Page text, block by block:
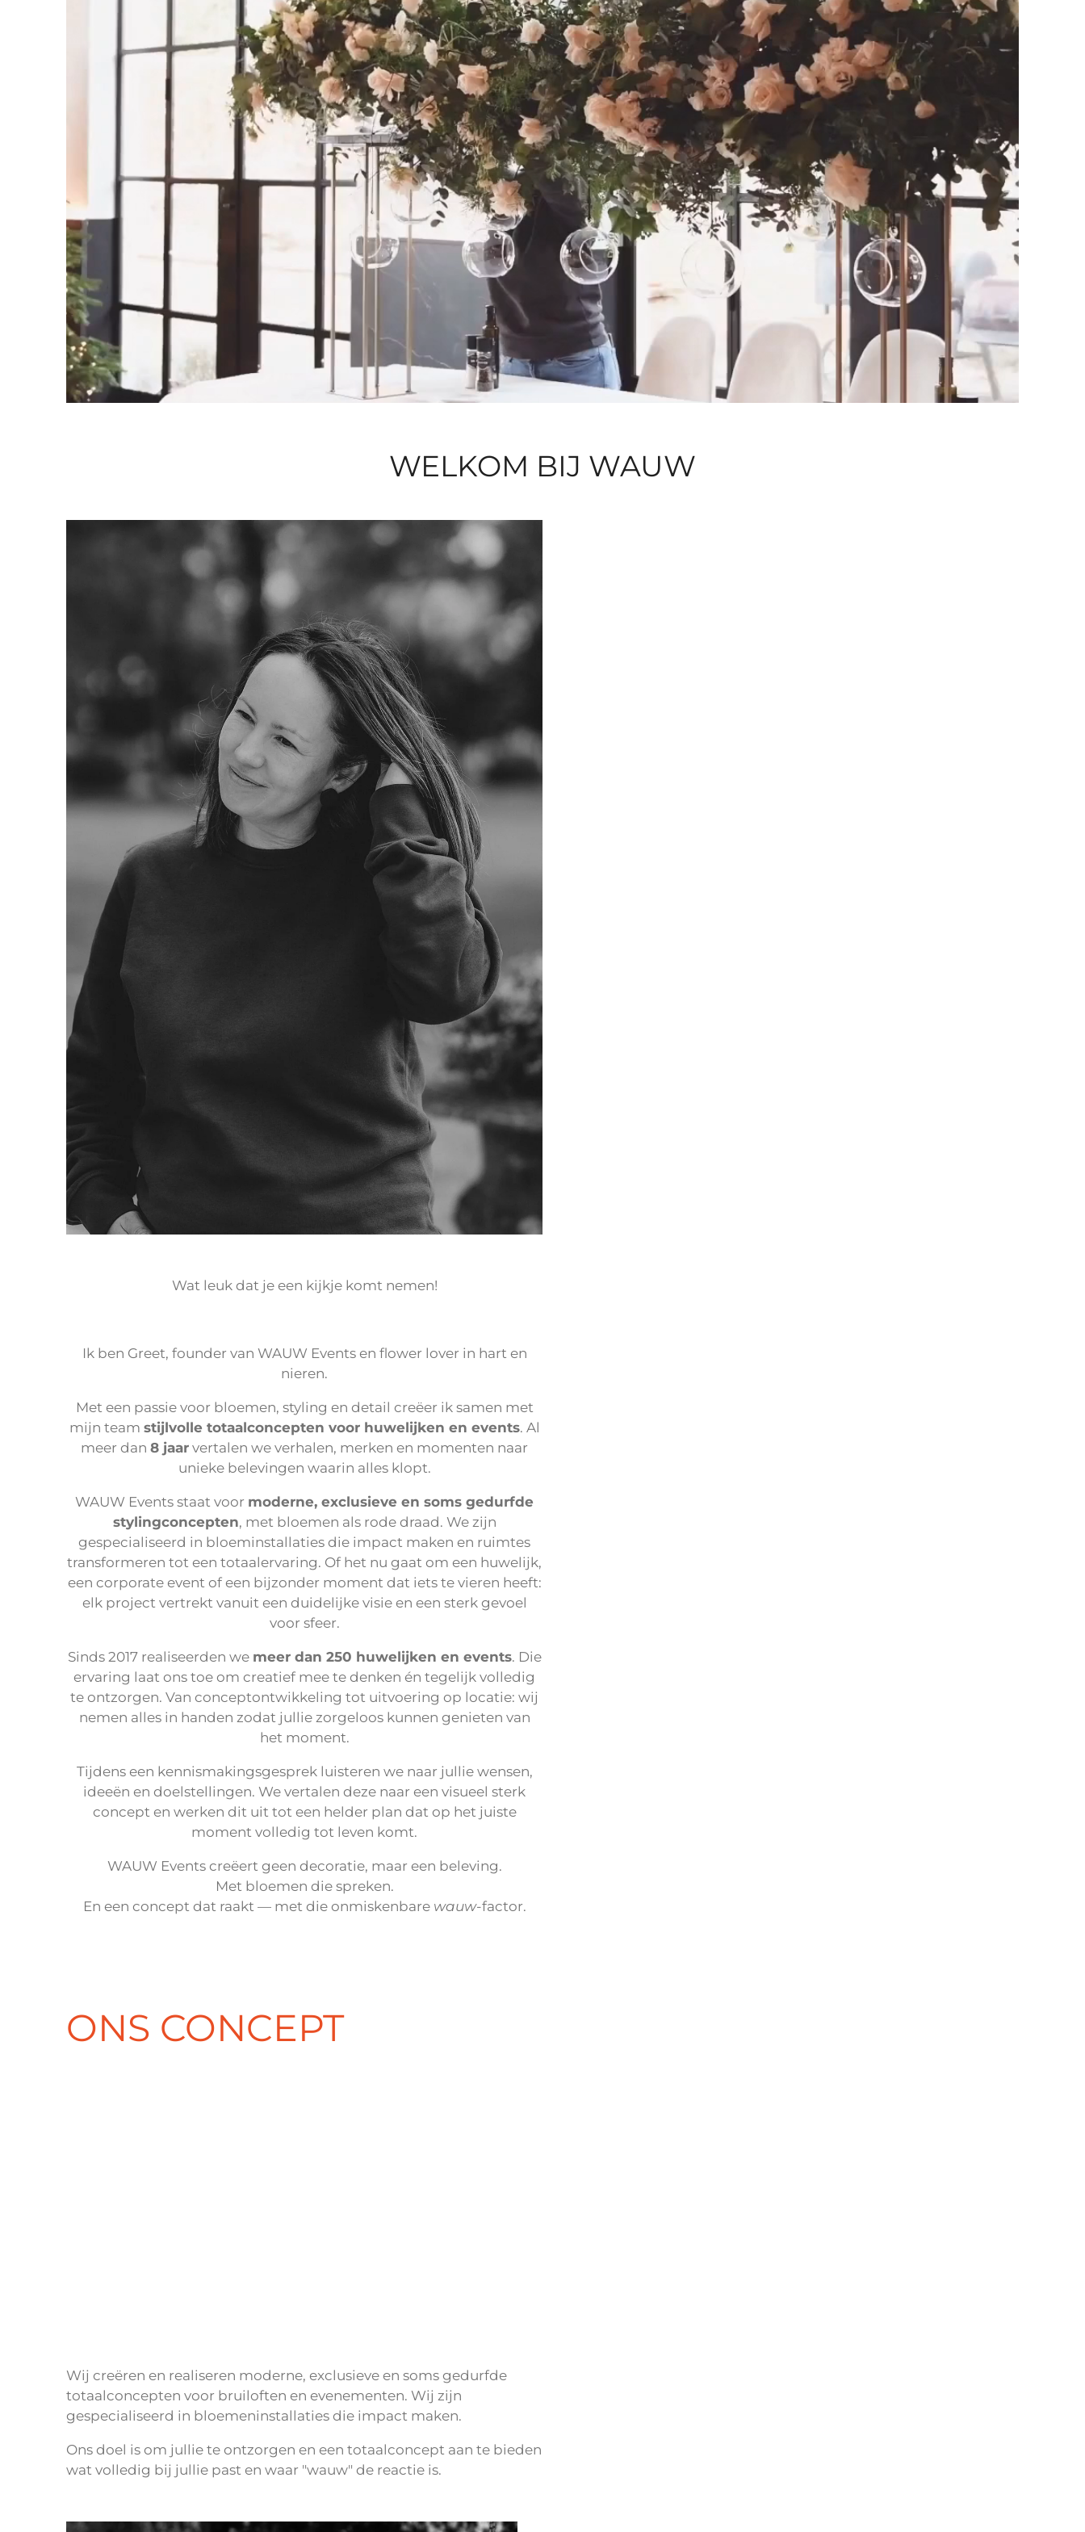
WELKOM BIJ WAUW
Wat leuk dat je een kijkje komt nemen!
Ik ben Greet, founder van WAUW Events en flower lover in hart en
nieren.
Met een passie voor bloemen, styling en detail creëer ik samen met
mijn team stijlvolle totaalconcepten voor huwelijken en events. Al
meer dan 8 jaar vertalen we verhalen, merken en momenten naar
unieke belevingen waarin alles klopt.
WAUW Events staat voor moderne, exclusieve en soms gedurfde
stylingconcepten, met bloemen als rode draad. We zijn
gespecialiseerd in bloeminstallaties die impact maken en ruimtes
transformeren tot een totaalervaring. Of het nu gaat om een huwelijk,
een corporate event of een bijzonder moment dat iets te vieren heeft:
elk project vertrekt vanuit een duidelijke visie en een sterk gevoel
voor sfeer.
Sinds 2017 realiseerden we meer dan 250 huwelijken en events. Die
ervaring laat ons toe om creatief mee te denken én tegelijk volledig
te ontzorgen. Van conceptontwikkeling tot uitvoering op locatie: wij
nemen alles in handen zodat jullie zorgeloos kunnen genieten van
het moment.
Tijdens een kennismakingsgesprek luisteren we naar jullie wensen,
ideeën en doelstellingen. We vertalen deze naar een visueel sterk
concept en werken dit uit tot een helder plan dat op het juiste
moment volledig tot leven komt.
WAUW Events creëert geen decoratie, maar een beleving.
Met bloemen die spreken.
En een concept dat raakt — met die onmiskenbare wauw-factor.
ONS CONCEPT
Wij creëren en realiseren moderne, exclusieve en soms gedurfde
totaalconcepten voor bruiloften en evenementen. Wij zijn
gespecialiseerd in bloemeninstallaties die impact maken.
Ons doel is om jullie te ontzorgen en een totaalconcept aan te bieden
wat volledig bij jullie past en waar "wauw" de reactie is.